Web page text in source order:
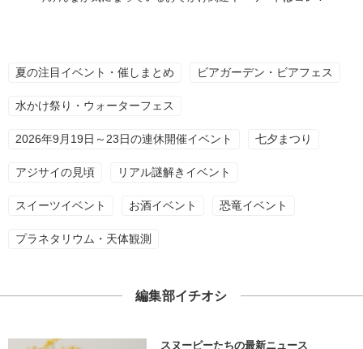
夏の注目イベント・催しまとめ ビアガーデン・ビアフェス
水かけ祭り・ウォーターフェス
2026年9月19日～23日の連休開催イベント 七夕まつり
アジサイの見頃 リアル謎解きイベント
スイーツイベント お酒イベント 恐竜イベント
プラネタリウム・天体観測
編集部イチオシ
スヌーピーたちの最新ニュース